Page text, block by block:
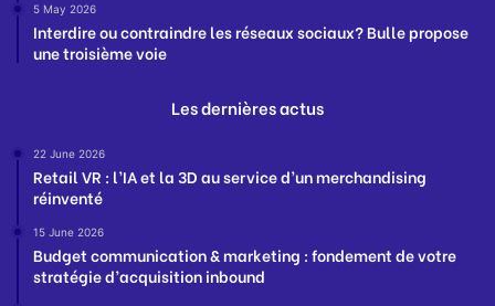
5 May 2026
Interdire ou contraindre les réseaux sociaux? Bulle propose
une troisième voie
Les dernières actus
22 June 2026
Retail VR : l’IA et la 3D au service d’un merchandising
réinventé
15 June 2026
Budget communication & marketing : fondement de votre
stratégie d’acquisition inbound